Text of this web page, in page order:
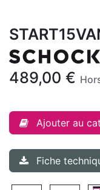
489,00 €
Ajouter au
Fiche